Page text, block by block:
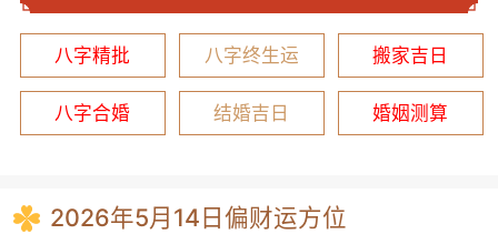
八字精批 八字终生运 搬家吉日
八字合婚 结婚吉日 婚姻测算
2026年5月14日偏财运方位